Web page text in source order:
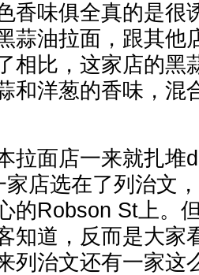
香味俱全真的是很
蒜油拉面，跟其他
相比，这家店的黑
和洋葱的香味，混
面店一来就扎堆
家店选在了列治文
的Robson St上。
知道，反而是大家
列治文还有一家这